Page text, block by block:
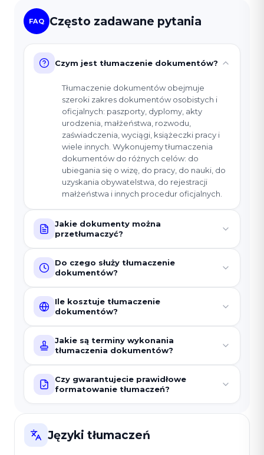
FAQ Często zadawane pytania
Czym jest tłumaczenie dokumentów?
Tłumaczenie dokumentów obejmuje
szeroki zakres dokumentów osobistych i
oficjalnych: paszporty, dyplomy, akty
urodzenia, małżeństwa, rozwodu,
zaświadczenia, wyciągi, książeczki pracy i
wiele innych. Wykonujemy tłumaczenia
dokumentów do różnych celów: do
ubiegania się o wizę, do pracy, do nauki, do
uzyskania obywatelstwa, do rejestracji
małżeństwa i innych procedur oficjalnych.
Jakie dokumenty można
przetłumaczyć?
Do czego służy tłumaczenie
dokumentów?
Ile kosztuje tłumaczenie
dokumentów?
Jakie są terminy wykonania
tłumaczenia dokumentów?
Czy gwarantujecie prawidłowe
formatowanie tłumaczeń?
Języki tłumaczeń